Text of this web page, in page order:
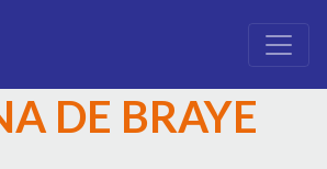
DE BRAYE